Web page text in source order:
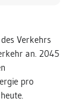
Verkehrs
an. 2045
pro